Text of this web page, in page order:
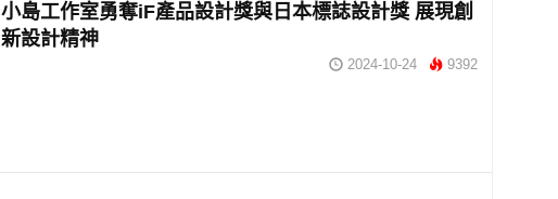
小島工作室勇奪iF產品設計獎與日本標誌設計獎 展現創
新設計精神
2024-10-24 9392